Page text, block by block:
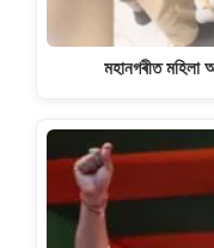
মহানগৰীত